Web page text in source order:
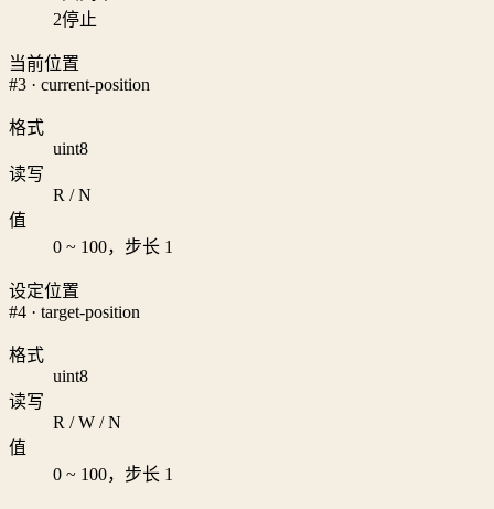
2停止
当前位置
#3 · current-position
格式
uint8
读写
R / N
值
0 ~ 100，步长 1
设定位置
#4 · target-position
格式
uint8
读写
R / W / N
值
0 ~ 100，步长 1